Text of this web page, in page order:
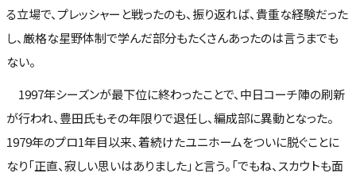
る立場で、プレッシャーと戦ったのも、振り返れば、貴重な経験だった
し、厳格な星野体制で学んだ部分もたくさんあったのは言うまでも
ない。
1997年シーズンが最下位に終わったことで、中日コーチ陣の刷新
が行われ、豊田氏もその年限りで退任し、編成部に異動となった。
1979年のプロ1年目以来、着続けたユニホームをついに脱ぐことに
なり「正直、寂しい思いはありました」と言う。「でもね、スカウトも面